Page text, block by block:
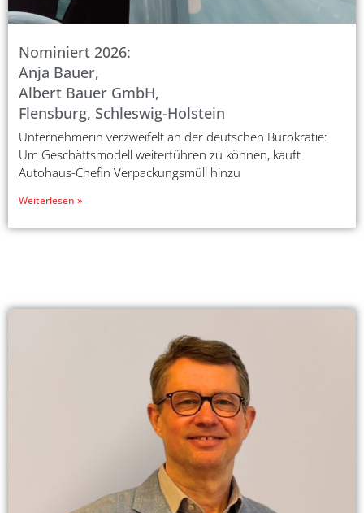
Nominiert 2026:
Anja Bauer,
Albert Bauer GmbH,
Flensburg, Schleswig-Holstein
Unternehmerin verzweifelt an der deutschen Bürokratie:
Um Geschäftsmodell weiterführen zu können, kauft
Autohaus-Chefin Verpackungsmüll hinzu
Weiterlesen »